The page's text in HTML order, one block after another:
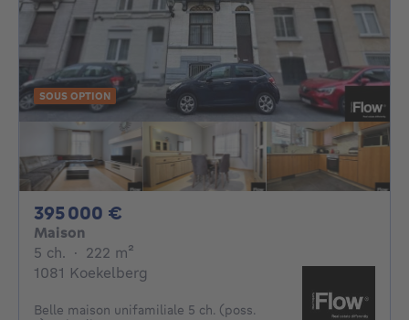
SOUS OPTION
395 000 €
Maison
5 ch. 5 chambres
· 222 m²
1081 Koekelberg
Belle maison unifamiliale 5 ch. (poss.